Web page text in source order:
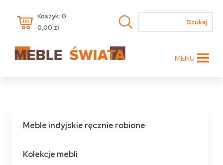
Koszyk: 0
0,00 zł
MENU
Meble indyjskie ręcznie robione
Kolekcje mebli